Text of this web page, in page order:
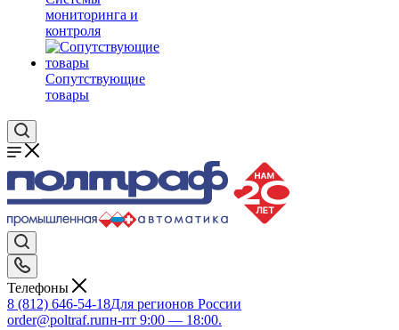
мониторинга и
контроля
Сопутствующие
товары
Телефоны
8 (812) 646-54-18Для регионов России
order@poltraf.ruпн-пт 9:00 — 18:00.